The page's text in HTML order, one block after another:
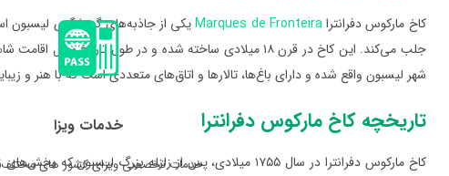
خدمات ویزا
خدمات تخصصی ویزای کشور های مختلف
کاخ مارکوس دفرانتراMarques de Fronteiraیکی از جاذبه‌های گردشگری لیسبون
شهر لیسبون واقع شده و دارای باغ‌ها، تالارها و اتاق‌های متعددی است که با هنر و
تاریخچه کاخ مارکوس دفرانترا
کاخ مارکوس دفرانترا در سال ۱۷۵۵ میلادی، پس از زلزله